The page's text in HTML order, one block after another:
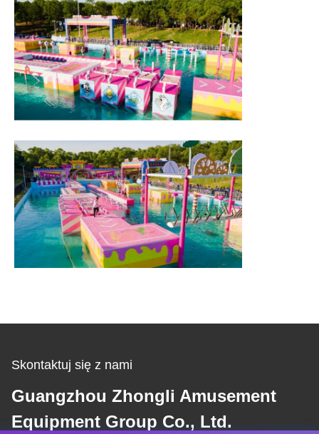
Skontaktuj się z nami
Guangzhou Zhongli Amusement
Equipment Group Co., Ltd.